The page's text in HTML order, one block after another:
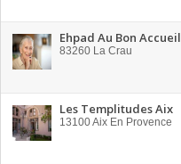
Ehpad Au Bon Accueil
83260 La Crau
Les Templitudes Aix
13100Aix En Provence